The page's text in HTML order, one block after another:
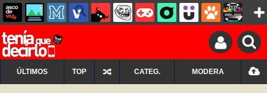
ÚLTIMOS TOP CATEG. MODERA